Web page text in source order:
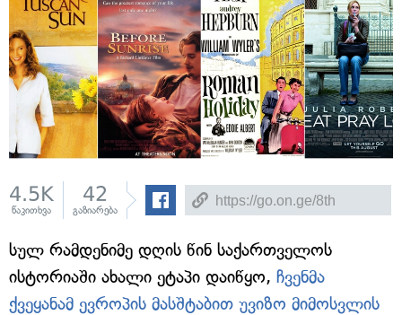
4.5K
წაკითხვა
42
გაზიარება
სულ რამდენიმე დღის წინ საქართველოს
ისტორიაში ახალი ეტაპი დაიწყო, ჩვენმა
ქვეყანამ ევროპის მასშტაბით უვიზო მიმოსვლის